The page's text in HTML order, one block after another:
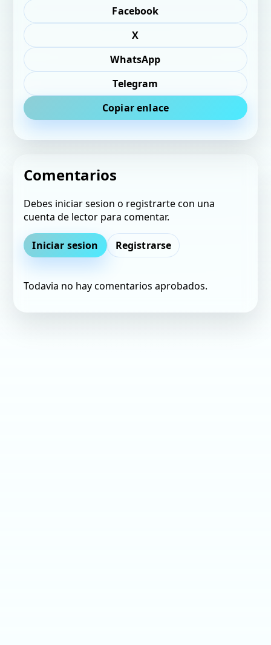
Facebook
X
WhatsApp
Telegram
Copiar enlace
Comentarios
Debes iniciar sesion o registrarte con una
cuenta de lector para comentar.
Iniciar sesion Registrarse
Todavia no hay comentarios aprobados.